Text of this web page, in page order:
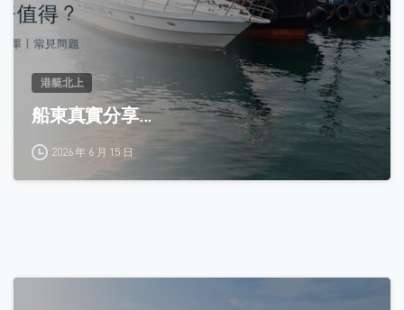
港艇北上
船東真實分享...
2026 年 6 月 15 日